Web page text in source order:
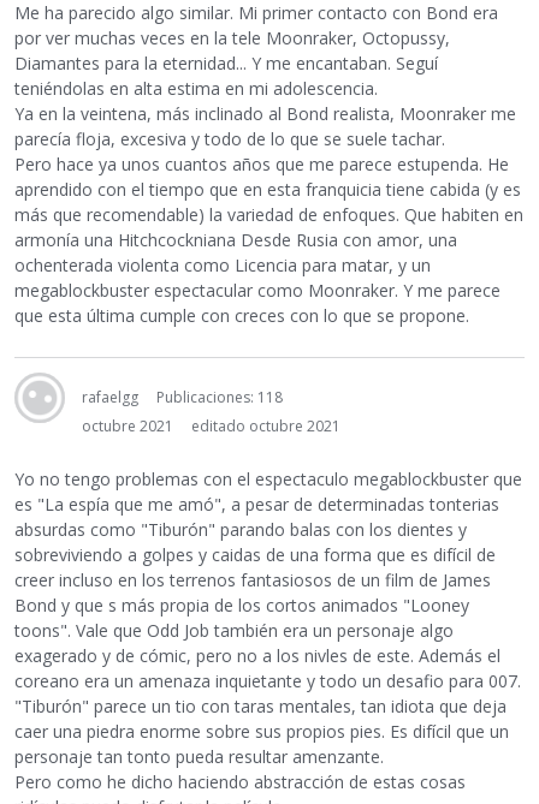
Me ha parecido algo similar. Mi primer contacto con Bond era
por ver muchas veces en la tele Moonraker, Octopussy,
Diamantes para la eternidad... Y me encantaban. Seguí
teniéndolas en alta estima en mi adolescencia.
Ya en la veintena, más inclinado al Bond realista, Moonraker me
parecía floja, excesiva y todo de lo que se suele tachar.
Pero hace ya unos cuantos años que me parece estupenda. He
aprendido con el tiempo que en esta franquicia tiene cabida (y es
más que recomendable) la variedad de enfoques. Que habiten en
armonía una Hitchcockniana Desde Rusia con amor, una
ochenterada violenta como Licencia para matar, y un
megablockbuster espectacular como Moonraker. Y me parece
que esta última cumple con creces con lo que se propone.
rafaelgg
Publicaciones: 118
octubre 2021
editado octubre 2021
Yo no tengo problemas con el espectaculo megablockbuster que
es "La espía que me amó", a pesar de determinadas tonterias
absurdas como "Tiburón" parando balas con los dientes y
sobreviviendo a golpes y caidas de una forma que es difícil de
creer incluso en los terrenos fantasiosos de un film de James
Bond y que s más propia de los cortos animados "Looney
toons". Vale que Odd Job también era un personaje algo
exagerado y de cómic, pero no a los nivles de este. Además el
coreano era un amenaza inquietante y todo un desafio para 007.
"Tiburón" parece un tio con taras mentales, tan idiota que deja
caer una piedra enorme sobre sus propios pies. Es difícil que un
personaje tan tonto pueda resultar amenzante.
Pero como he dicho haciendo abstracción de estas cosas